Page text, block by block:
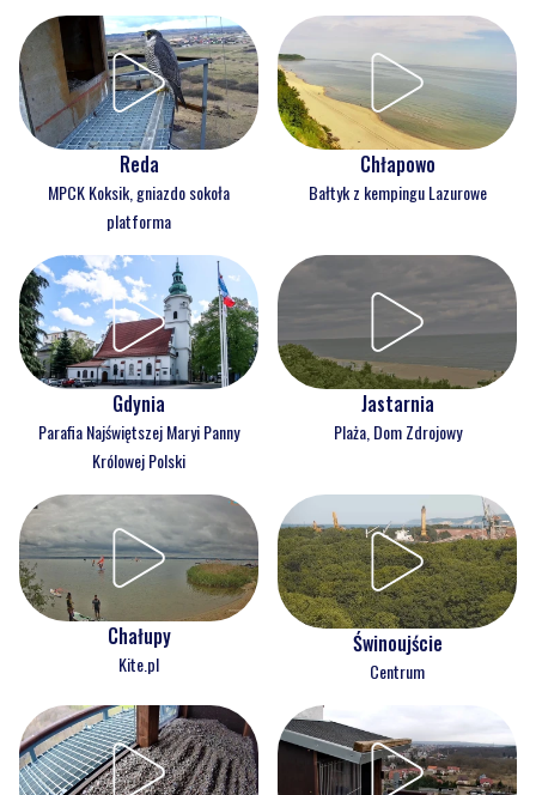
Reda
MPCK Koksik, gniazdo sokoła
platforma
Chłapowo
Bałtyk z kempingu Lazurowe
Gdynia
Parafia Najświętszej Maryi Panny
Królowej Polski
Jastarnia
Plaża, Dom Zdrojowy
Chałupy
Kite.pl
Świnoujście
Centrum